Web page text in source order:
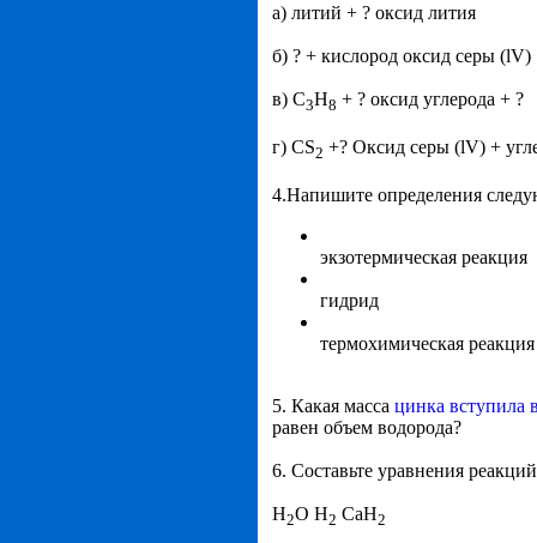
а) литий + ? оксид лития
б) ? + кислород оксид серы (lV)
в) C3H8 + ? оксид углерода + ?
г) CS2 +? Оксид серы (lV) +
4.Напишите определения
экзотермическая реакция
гидрид
термохимическая реакция
5. Какая масса цинка вступила
равен объем водорода?
6. Составьте уравнения
H2O H2 CaH2